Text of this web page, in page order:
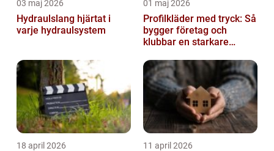
03 maj 2026
Hydraulslang hjärtat i
varje hydraulsystem
01 maj 2026
Profilkläder med tryck: Så
bygger företag och
klubbar en starkare
18 april 2026 11 april 2026